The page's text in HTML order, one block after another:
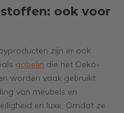
ook voor
zijn er ook
gobelin die het Oeko-
worden vaak gebruikt
van meubels en
en luxe. Omdat ze